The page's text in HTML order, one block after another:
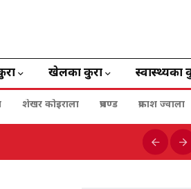
खेलका कुरा स्वास्थ्यका
शेखर कोइराला प्रचण्ड प्रकाश ज्वाला